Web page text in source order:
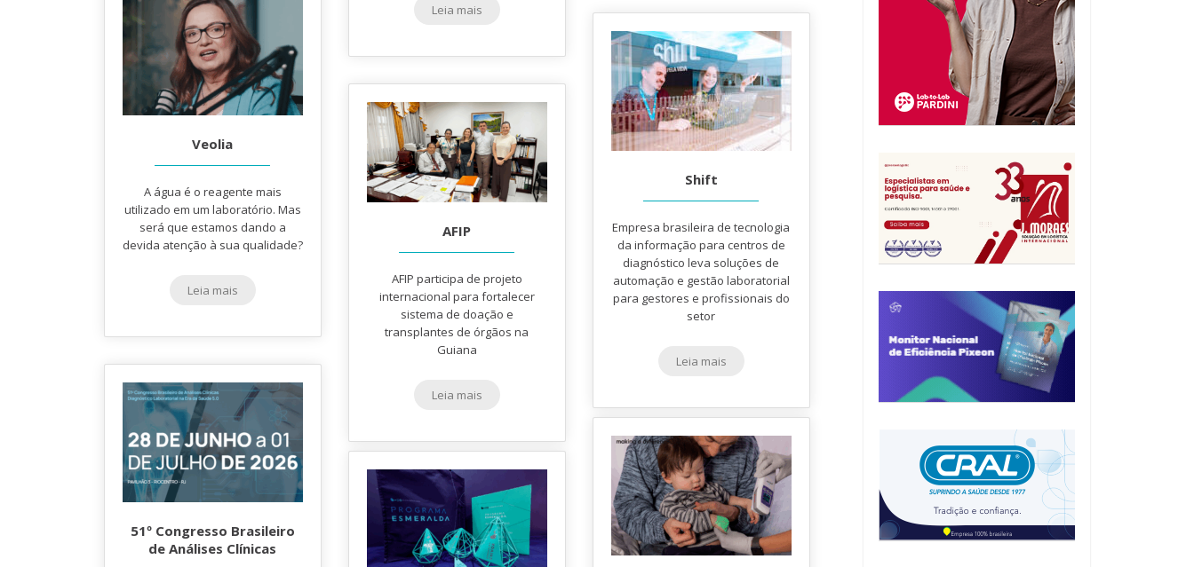
Leia mais
Veolia
A água é o reagente mais
utilizado em um laboratório. Mas
será que estamos dando a
devida atenção à sua qualidade?
Leia mais
Shift
Empresa brasileira de tecnologia
da informação para centros de
diagnóstico leva soluções de
automação e gestão laboratorial
para gestores e profissionais do
setor
Leia mais
AFIP
AFIP participa de projeto
internacional para fortalecer
sistema de doação e
transplantes de órgãos na
Guiana
Leia mais
51º Congresso Brasileiro
de Análises Clínicas